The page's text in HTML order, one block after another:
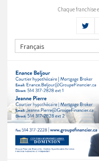
Chaque franchise
Français